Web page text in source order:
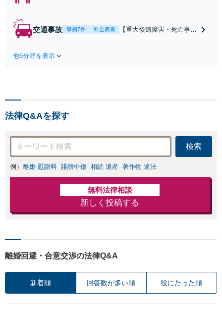
条件で離婚ができ
交通事故 事例7件 料金表有
【重大後遺障害・死亡事案
応・納得できる解決を」
他6分野を表示
法律Q&Aを探す
検索
例） 離婚 慰謝料 誹謗中傷 相続 遺産 著作物 違法
無料法律相談
新しく投稿する
離婚回避・合意交渉の法律Q&A
新着順 回答数が多い順 役にたった順